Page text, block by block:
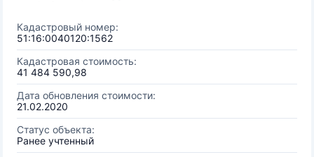
Кадастровый номер:
51:16:0040120:1562
Кадастровая стоимость:
41 484 590,98
Дата обновления стоимости:
21.02.2020
Статус объекта:
Ранее учтенный